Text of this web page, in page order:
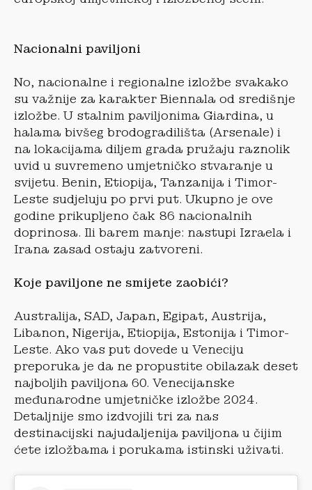
Nacionalni paviljoni
No, nacionalne i regionalne izložbe svakako
su važnije za karakter Biennala od središnje
izložbe. U stalnim paviljonima Giardina, u
halama bivšeg brodogradilišta (Arsenale) i
na lokacijama diljem grada pružaju raznolik
uvid u suvremeno umjetničko stvaranje u
svijetu. Benin, Etiopija, Tanzanija i Timor-
Leste sudjeluju po prvi put. Ukupno je ove
godine prikupljeno čak 86 nacionalnih
doprinosa. Ili barem manje: nastupi Izraela i
Irana zasad ostaju zatvoreni.
Koje paviljone ne smijete zaobići?
Australija, SAD, Japan, Egipat, Austrija,
Libanon, Nigerija, Etiopija, Estonija i Timor-
Leste. Ako vas put dovede u Veneciju
preporuka je da ne propustite obilazak deset
najboljih paviljona 60. Venecijanske
međunarodne umjetničke izložbe 2024.
Detaljnije smo izdvojili tri za nas
destinacijski najudaljenija paviljona u čijim
ćete izložbama i porukama istinski uživati.